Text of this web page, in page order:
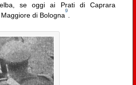
se oggi ai Prati di Caprara
di Bologna
9